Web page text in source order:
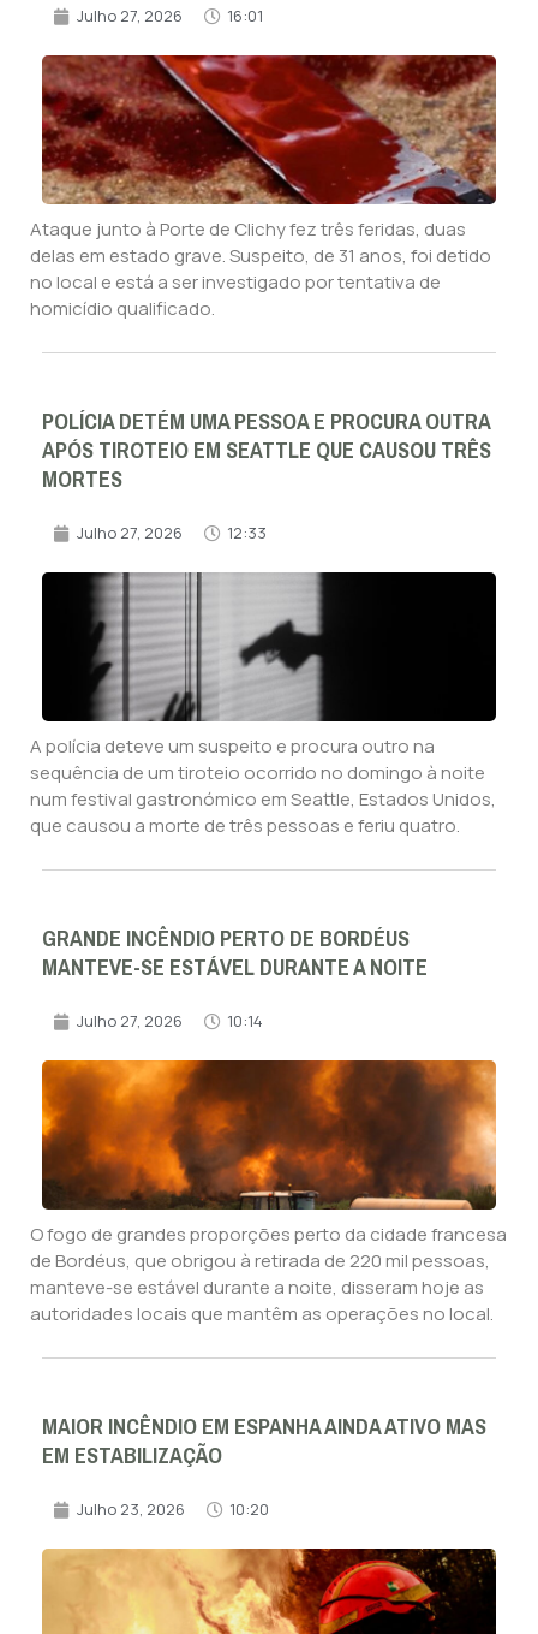
Julho 27, 2026 16:01
Ataque junto à Porte de Clichy fez três feridas, duas
delas em estado grave. Suspeito, de 31 anos, foi detido
no local e está a ser investigado por tentativa de
homicídio qualificado.
POLÍCIA DETÉM UMA PESSOA E PROCURA OUTRA
APÓS TIROTEIO EM SEATTLE QUE CAUSOU TRÊS
MORTES
Julho 27, 2026 12:33
A polícia deteve um suspeito e procura outro na
sequência de um tiroteio ocorrido no domingo à noite
num festival gastronómico em Seattle, Estados Unidos,
que causou a morte de três pessoas e feriu quatro.
GRANDE INCÊNDIO PERTO DE BORDÉUS
MANTEVE-SE ESTÁVEL DURANTE A NOITE
Julho 27, 2026 10:14
O fogo de grandes proporções perto da cidade francesa
de Bordéus, que obrigou à retirada de 220 mil pessoas,
manteve-se estável durante a noite, disseram hoje as
autoridades locais que mantêm as operações no local.
MAIOR INCÊNDIO EM ESPANHA AINDA ATIVO MAS
EM ESTABILIZAÇÃO
Julho 23, 2026 10:20